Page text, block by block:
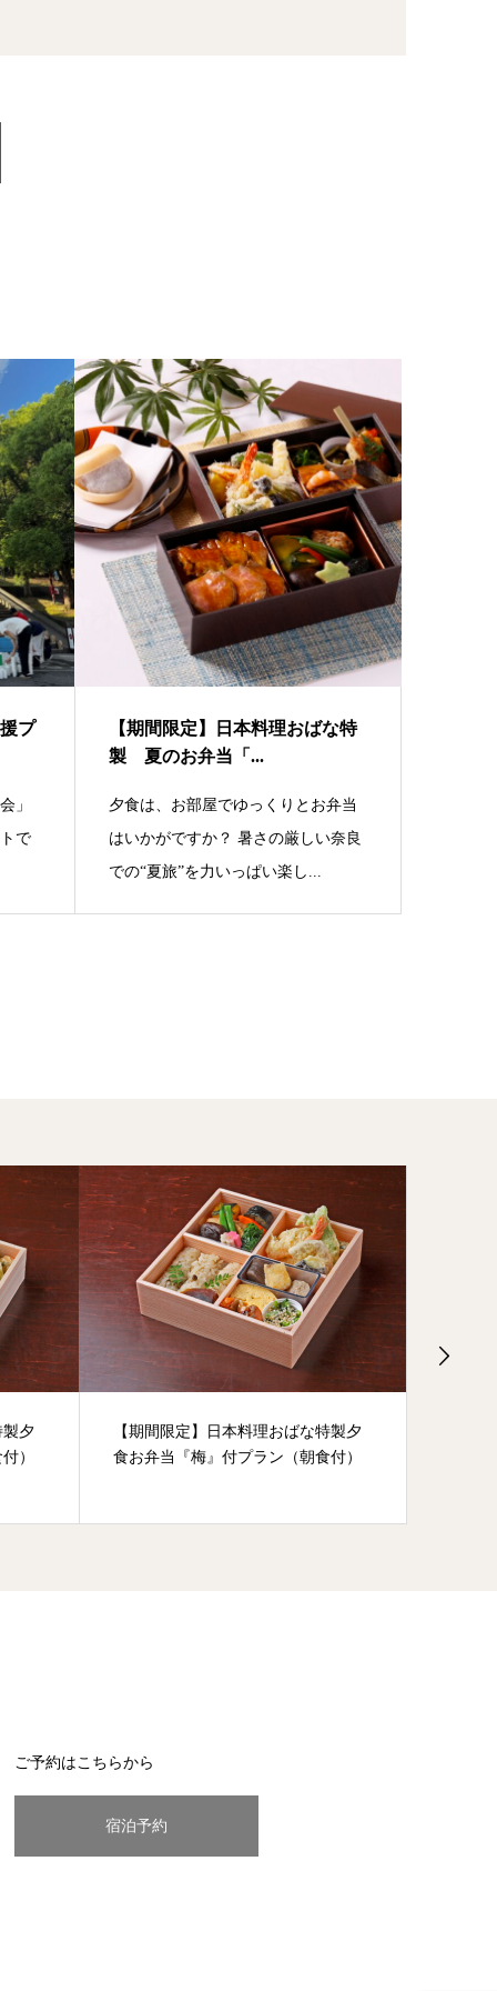
プ
」
で
【期間限定】日本料理おばな特
製 夏のお弁当「...
夕食は、お部屋でゆっくりとお弁当
はいかがですか？ 暑さの厳しい奈良
での“夏旅”を力いっぱい楽し...
製夕
）
【期間限定】日本料理おばな特製夕
食お弁当『梅』付プラン（朝食付）
ご予約はこちらから
宿泊予約